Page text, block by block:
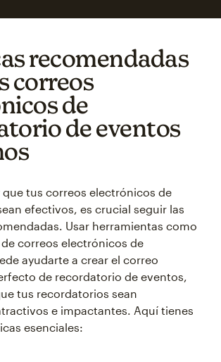
recomendadas
correos
de
de eventos
que tus correos electrónicos de
efectivos, es crucial seguir las
Usar herramientas como
correos electrónicos de
ayudarte a crear el correo
de recordatorio de eventos,
tus recordatorios sean
e impactantes. Aquí tienes
esenciales: